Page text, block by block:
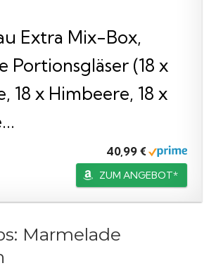
Extra Mix-Box,
Portionsgläser (18 x
18 x Himbeere, 18 x
40,99 €
ZUM ANGEBOT*
Marmelade